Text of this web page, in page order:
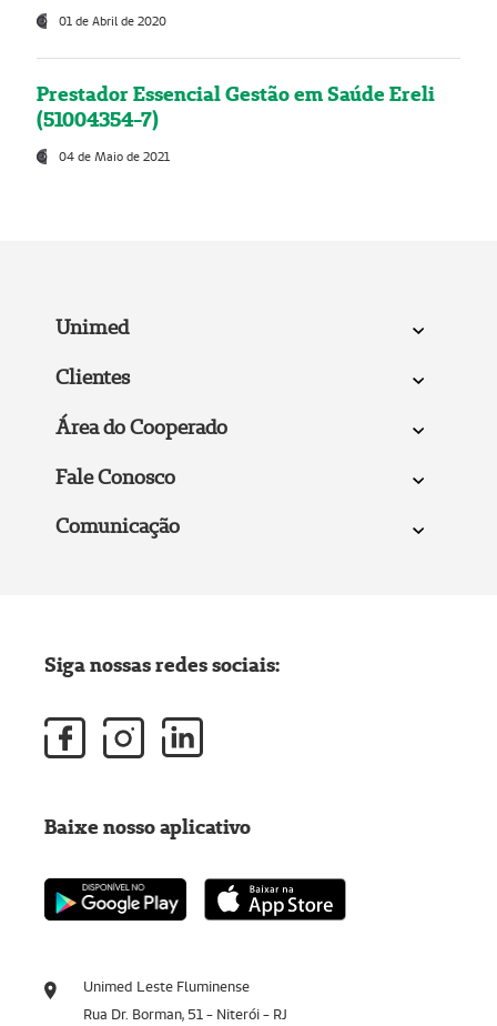
01 de Abril de 2020
Prestador Essencial Gestão em Saúde Ereli
(51004354-7)
04 de Maio de 2021
Unimed
Clientes
Área do Cooperado
Fale Conosco
Comunicação
Unimed Leste Fluminense
Rua Dr. Borman, 51 - Niterói - RJ
Siga nossas redes sociais:
Baixe nosso aplicativo